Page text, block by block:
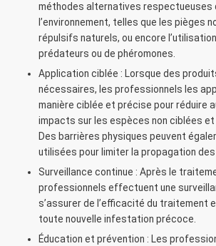
méthodes alternatives respectueuses
l’environnement, telles que les pièges
répulsifs naturels, ou encore
prédateurs ou de phéromones.
Application ciblée : Lorsque des
nécessaires, les professionnels les
manière ciblée et précise pour réduire
impacts sur les espèces non ciblées et
Des barrières physiques peuvent
utilisées pour limiter la propagation des
Surveillance continue : Après le
professionnels effectuent une
s’assurer de l’efficacité du traitement
toute nouvelle infestation précoce.
Éducation et prévention : Les